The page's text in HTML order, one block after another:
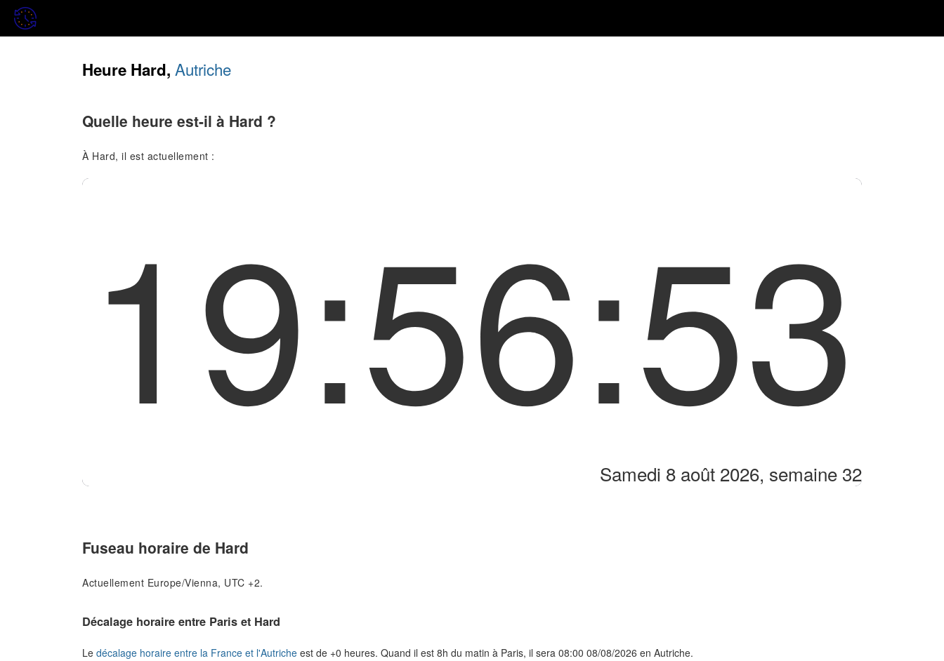
Heure Hard, Autriche
Quelle heure est-il à Hard ?
À Hard, il est actuellement :
19:56:53
Samedi 8 août 2026, semaine 32
Fuseau horaire de Hard
Actuellement Europe/Vienna, UTC +2.
Décalage horaire entre Paris et Hard
Le décalage horaire entre la France et l'Autriche est de +0 heures. Quand il est 8h du matin à Paris, il sera 08:00 08/08/2026 en Autriche.